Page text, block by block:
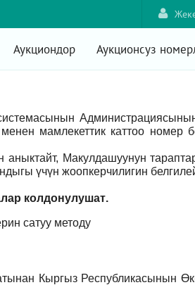
Аукциондор Аукционсуз
мамлекеттик каттоо номер
Макулдашуунун
үчүн жоопкерчилигин
колдонулушат.
сатуу методу
Кыргыз Республикасынын